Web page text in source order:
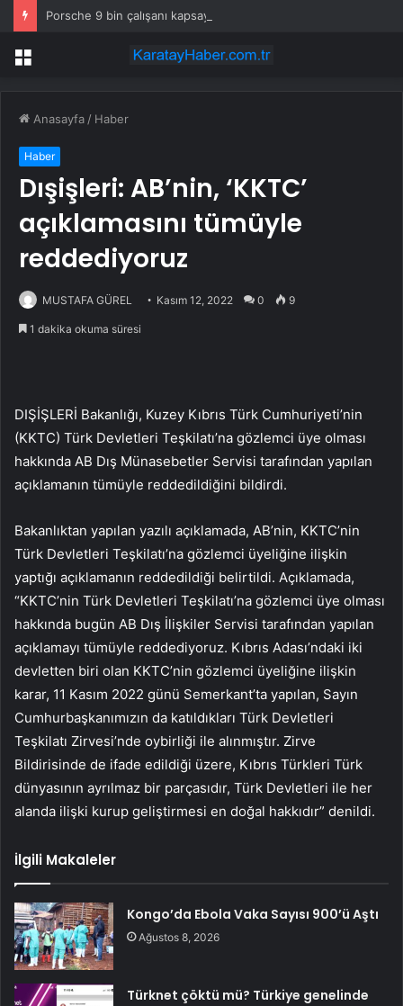
Porsche 9 bin çalışanı kapsayan küçülme planını onayladı
Menü
Anasayfa / Haber
Haber
Dışişleri: AB’nin, ‘KKTC’
açıklamasını tümüyle
reddediyoruz
MUSTAFA GÜREL Kasım 12, 2022 0 9
1 dakika okuma süresi
DIŞİŞLERİ Bakanlığı, Kuzey Kıbrıs Türk Cumhuriyeti’nin
(KKTC) Türk Devletleri Teşkilatı’na gözlemci üye olması
hakkında AB Dış Münasebetler Servisi tarafından yapılan
açıklamanın tümüyle reddedildiğini bildirdi.
Bakanlıktan yapılan yazılı açıklamada, AB’nin, KKTC’nin
Türk Devletleri Teşkilatı’na gözlemci üyeliğine ilişkin
yaptığı açıklamanın reddedildiği belirtildi. Açıklamada,
“KKTC’nin Türk Devletleri Teşkilatı’na gözlemci üye olması
hakkında bugün AB Dış İlişkiler Servisi tarafından yapılan
açıklamayı tümüyle reddediyoruz. Kıbrıs Adası’ndaki iki
devletten biri olan KKTC’nin gözlemci üyeliğine ilişkin
karar, 11 Kasım 2022 günü Semerkant’ta yapılan, Sayın
Cumhurbaşkanımızın da katıldıkları Türk Devletleri
Teşkilatı Zirvesi’nde oybirliği ile alınmıştır. Zirve
Bildirisinde de ifade edildiği üzere, Kıbrıs Türkleri Türk
dünyasının ayrılmaz bir parçasıdır, Türk Devletleri ile her
alanda ilişki kurup geliştirmesi en doğal hakkıdır” denildi.
İlgili Makaleler
Kongo’da Ebola Vaka Sayısı 900’ü Aştı
Ağustos 8, 2026
Türknet çöktü mü? Türkiye genelinde